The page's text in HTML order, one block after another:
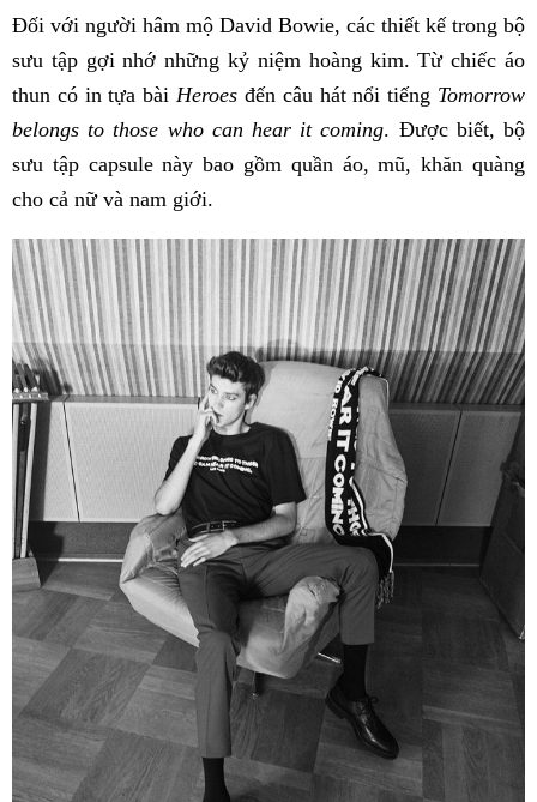
Đối với người hâm mộ David Bowie, các thiết kế trong bộ
sưu tập gợi nhớ những kỷ niệm hoàng kim. Từ chiếc áo
thun có in tựa bàiHeroes đến câu hát nổi tiếng Tomorrow
belongs to those who can hear it coming. Được biết, bộ
sưu tập capsule này bao gồm quần áo, mũ, khăn quàng
cho cả nữ và nam giới.